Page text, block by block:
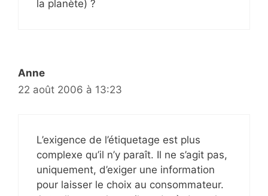
la planète) ?
Anne
22 août 2006 à 13:23
L’exigence de l’étiquetage est plus
complexe qu’il n’y paraît. Il ne s’agit pas,
uniquement, d’exiger une information
pour laisser le choix au consommateur.